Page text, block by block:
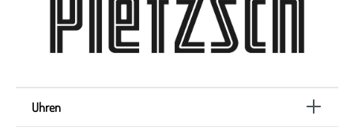
Uhren